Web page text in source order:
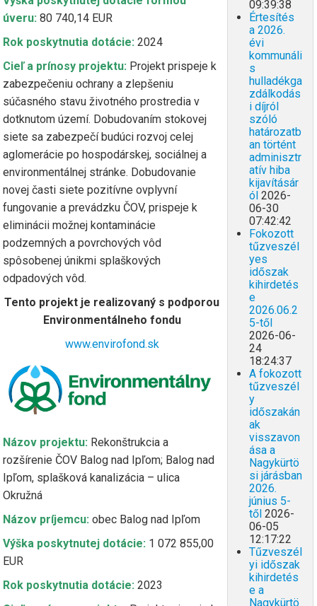
úveru: 80 740,14 EUR
Rok poskytnutia dotácie: 2024
Cieľ a prínosy projektu: Projekt prispeje k
zabezpečeniu ochrany a zlepšeniu
súčasného stavu životného prostredia v
dotknutom území. Dobudovaním stokovej
siete sa zabezpečí budúci rozvoj celej
aglomerácie po hospodárskej, sociálnej a
environmentálnej stránke. Dobudovanie
novej časti siete pozitívne ovplyvní
fungovanie a prevádzku ČOV, prispeje k
eliminácii možnej kontaminácie
podzemných a povrchových vôd
spôsobenej únikmi splaškových
odpadových vôd.
Tento projekt je realizovaný s podporou
Environmentálneho fondu
www.envirofond.sk
Názov projektu: Rekonštrukcia a
rozšírenie ČOV Balog nad Ipľom; Balog nad
Ipľom, splašková kanalizácia – ulica
Okružná
Názov príjemcu: obec Balog nad Ipľom
Výška poskytnutej dotácie: 1 072 855,00
EUR
Rok poskytnutia dotácie: 2023
09:39:38
Értesítés
a 2026.
évi
kommunáli
s
hulladékga
zdálkodás
i díjról
szóló
határozatb
an történt
adminisztr
atív hiba
kijavításár
ól 2026-
06-30
07:42:42
Fokozott
tűzveszél
yes
időszak
kihirdetés
e
2026.06.2
5-től
2026-06-
24
18:24:37
A fokozott
tűzveszél
y
időszakán
ak
visszavon
ása a
Nagykürtö
si járásban
2026.
június 5-
től 2026-
06-05
12:17:22
Tűzveszél
yi időszak
kihirdetés
e a
Nagykürtö